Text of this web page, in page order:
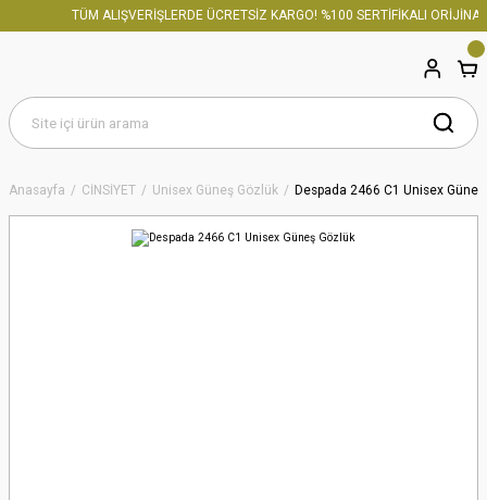
TÜM ALIŞVERİŞLERDE ÜCRETSİZ KARGO! %100 SERTİFİKALI ORİJİNAL
Anasayfa CİNSİYET Unisex Güneş Gözlük Despada 2466 C1 Unisex